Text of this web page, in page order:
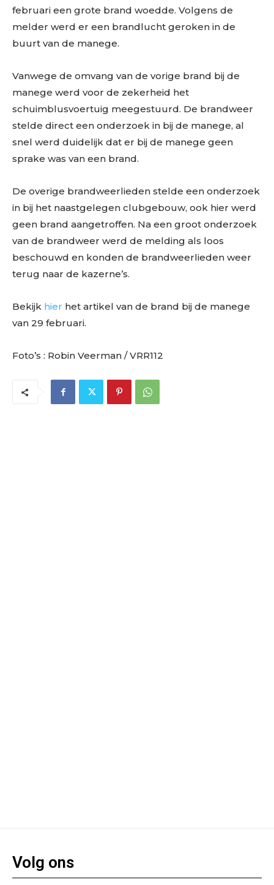
februari een grote brand woedde. Volgens de
melder werd er een brandlucht geroken in de
buurt van de manege.
Vanwege de omvang van de vorige brand bij de
manege werd voor de zekerheid het
schuimblusvoertuig meegestuurd. De brandweer
stelde direct een onderzoek in bij de manege, al
snel werd duidelijk dat er bij de manege geen
sprake was van een brand.
De overige brandweerlieden stelde een onderzoek
in bij het naastgelegen clubgebouw, ook hier werd
geen brand aangetroffen. Na een groot onderzoek
van de brandweer werd de melding als loos
beschouwd en konden de brandweerlieden weer
terug naar de kazerne’s.
Bekijk hier het artikel van de brand bij de manege
van 29 februari.
Foto’s : Robin Veerman / VRR112
Volg ons